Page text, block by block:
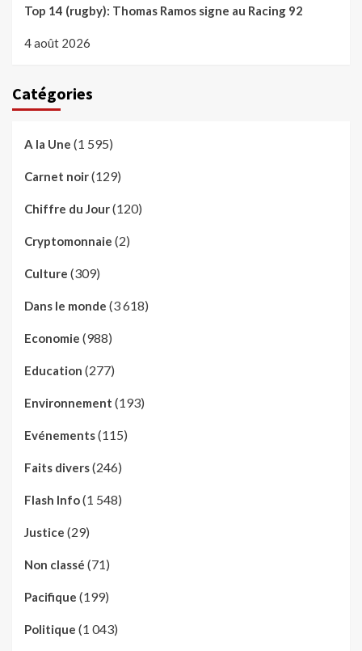
Top 14 (rugby): Thomas Ramos signe au Racing 92
4 août 2026
Catégories
A la Une (1 595)
Carnet noir(129)
Chiffre du Jour(120)
Cryptomonnaie (2)
Culture (309)
Dans le monde (3 618)
Economie (988)
Education (277)
Environnement (193)
Evénements(115)
Faits divers(246)
Flash Info(1 548)
Justice (29)
Non classé (71)
Pacifique (199)
Politique (1 043)